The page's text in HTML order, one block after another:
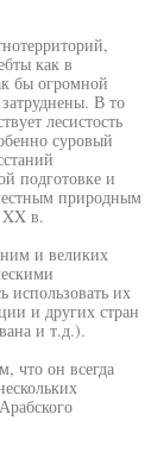
как в
бы огромной
В то
лесистость
суровый
подготовке и
природным
XX в.
ним и великих
их
и других стран
и т.д.).
что он всегда